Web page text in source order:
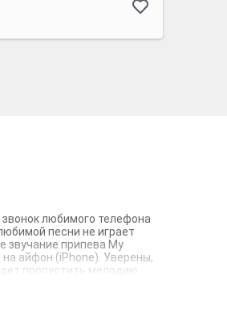
любимого телефона
песни не играет
звучание припева My
айфон (iPhone). Уверены,
пропустить мелодию